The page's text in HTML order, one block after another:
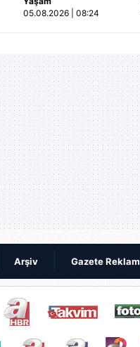
otobüsüne çarptı: 3
05.08.2026 | 08:24
Arşiv Gazete Reklam